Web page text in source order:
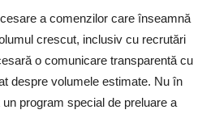
a comenzilor care înseamnă
crescut, inclusiv cu recrutări
o comunicare transparentă cu
despre volumele estimate. Nu în
program special de preluare a